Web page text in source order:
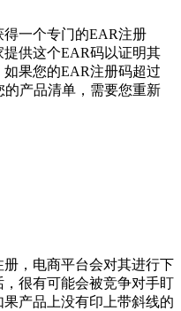
一个专门的EAR注册
供这个EAR码以证明其
果您的EAR注册码超过
产品清单，需要您重新
，电商平台会对其进行下
很有可能会被竞争对手盯
果产品上没有印上带斜线的